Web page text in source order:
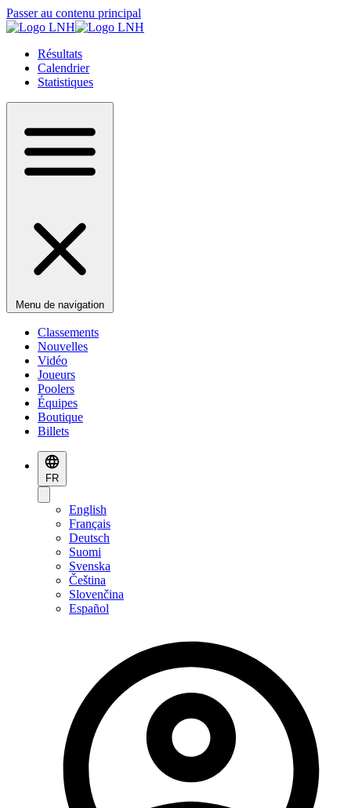
Passer au contenu principal
Résultats
Calendrier
Statistiques
Menu de navigation
Classements
Nouvelles
Vidéo
Joueurs
Poolers
Équipes
Boutique
Billets
FR
English
Français
Deutsch
Suomi
Svenska
Čeština
Slovenčina
Español